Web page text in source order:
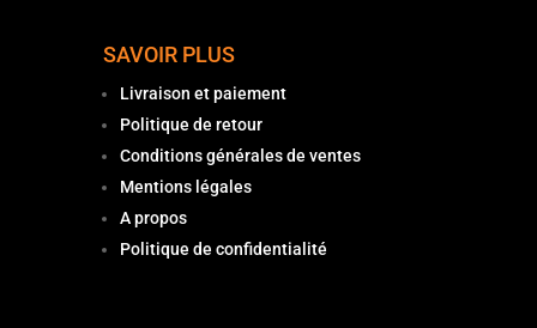
SAVOIR PLUS
Livraison et paiement
Politique de retour
Conditions générales de ventes
Mentions légales
A propos
Politique de confidentialité